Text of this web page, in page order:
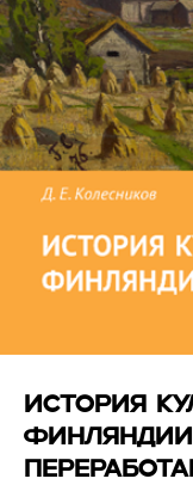
ИСТОРИЯ
ФИНЛЯНДИИ